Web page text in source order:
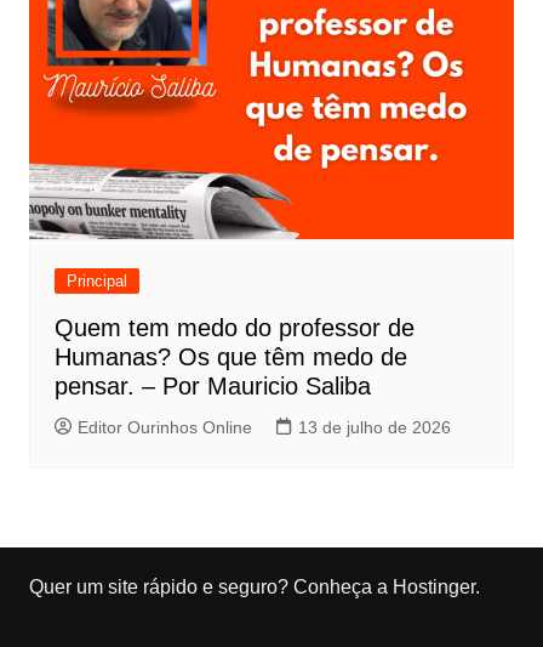
Principal
Quem tem medo do professor de
Humanas? Os que têm medo de
pensar. – Por Mauricio Saliba
Editor Ourinhos Online 13 de julho de 2026
Quer um site rápido e seguro? Conheça a Hostinger.